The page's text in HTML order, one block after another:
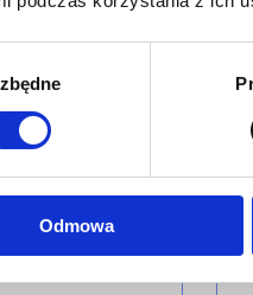
Odmowa
290,00
PROMOCJA